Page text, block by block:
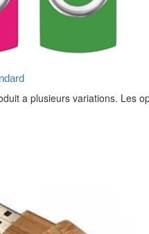
a plusieurs variations. Les